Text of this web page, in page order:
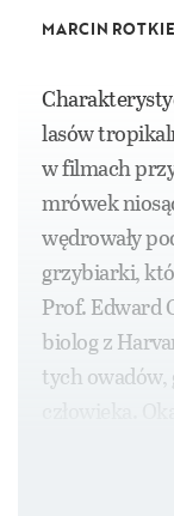
MARCIN
lasów
w filmach
mrówek
wędrowały
grzybiarki,
Prof. Edward
biolog z
tych